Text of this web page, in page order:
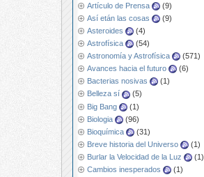
Artículo de Prensa
(9)
Así etán las cosas
(9)
Asteroides
(4)
Astrofísica
(54)
Astronomía y Astrofísica
(571)
Avances hacia el futuro
(6)
Bacterias nosivas
(1)
Belleza sí
(5)
Big Bang
(1)
Biologia
(96)
Bioquímica
(31)
Breve historia del Universo
(1)
Burlar la Velocidad de la Luz
(1)
Cambios inesperados
(1)